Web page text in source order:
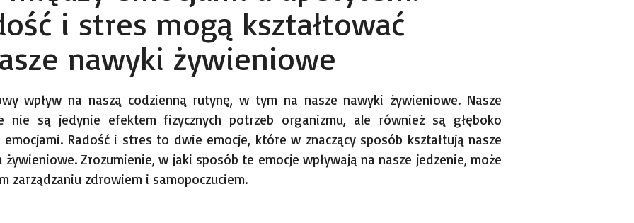
i stres mogą kształtować
nawyki żywieniowe
wpływ na naszą codzienną rutynę, w tym na nasze nawyki żywieniowe. Nasze
nie są jedynie efektem fizycznych potrzeb organizmu, ale również są głęboko
emocjami. Radość i stres to dwie emocje, które w znaczący sposób kształtują nasze
Zrozumienie, w jaki sposób te emocje wpływają na nasze jedzenie, może
zarządzaniu zdrowiem i samopoczuciem.